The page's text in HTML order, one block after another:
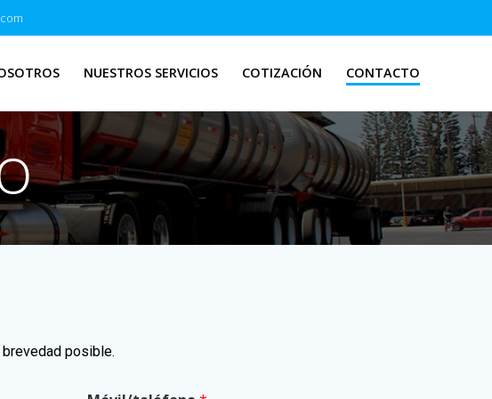
NUESTROS SERVICIOS COTIZACIÓN CONTACTO
posible.